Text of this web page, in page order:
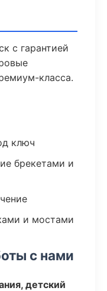
с гарантией
класса.
ключ
брекетами и
и мостами
с нами
детский